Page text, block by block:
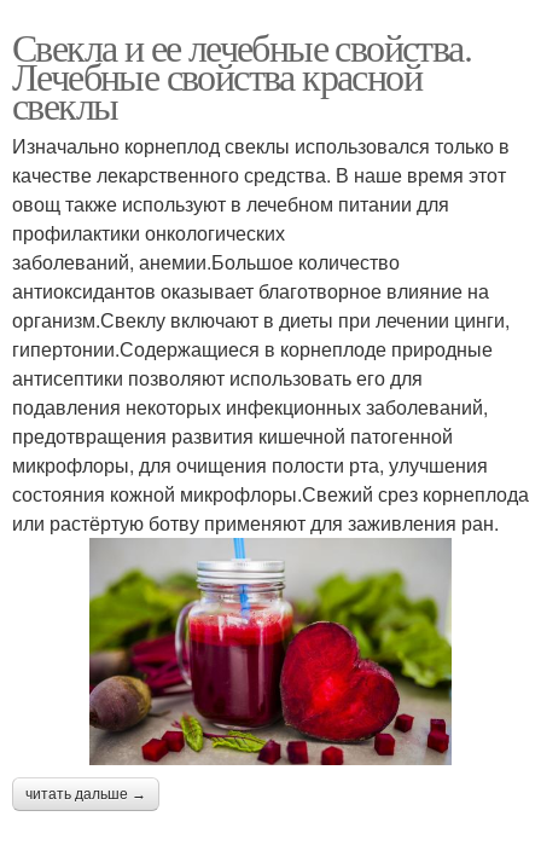
Свекла и ее лечебные свойства.
Лечебные свойства красной
свеклы
Изначально корнеплод свеклы использовался только в
качестве лекарственного средства. В наше время этот
овощ также используют в лечебном питании для
профилактики онкологических
заболеваний, анемии.Большое количество
антиоксидантов оказывает благотворное влияние на
организм.Свеклу включают в диеты при лечении цинги,
гипертонии.Содержащиеся в корнеплоде природные
антисептики позволяют использовать его для
подавления некоторых инфекционных заболеваний,
предотвращения развития кишечной патогенной
микрофлоры, для очищения полости рта, улучшения
состояния кожной микрофлоры.Свежий срез корнеплода
или растёртую ботву применяют для заживления ран.
читать дальше →